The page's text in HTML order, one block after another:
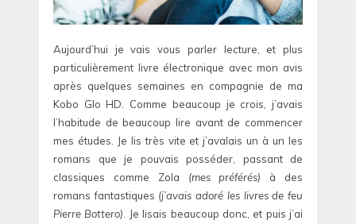
Aujourd’hui je vais vous parler lecture, et plus
particulièrement livre électronique avec mon avis
après quelques semaines en compagnie de ma
Kobo Glo HD. Comme beaucoup je crois, j’avais
l’habitude de beaucoup lire avant de commencer
mes études. Je lis très vite et j’avalais un à un les
romans que je pouvais posséder, passant de
classiques comme Zola (mes préférés) à des
romans fantastiques (j’avais adoré les livres de feu
Pierre Bottero) . Je lisais beaucoup donc, et puis j’ai